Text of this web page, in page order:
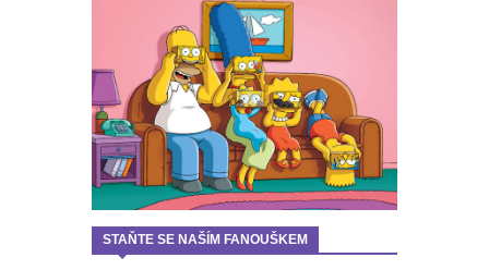
STAŇTE SE NAŠÍM FANOUŠKEM